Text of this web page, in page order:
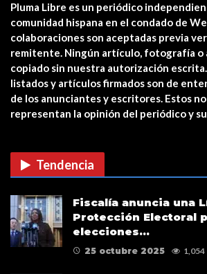
Yonkers PD
encourages
cuidado a quién…
de su campaña…
Pluma Libre es un periódico
comunidad hispana en el condado de
colaboraciones son aceptadas previa
remitente. Ningún artículo, fotografía o
copiado sin nuestra autorización
listados y artículos firmados son de
de los anunciantes y escritores. Estos
representan la opinión del periódico y
Tendencia
Fiscalía anuncia una
Protección Electoral
elecciones…
25 octubre 2025 1,054